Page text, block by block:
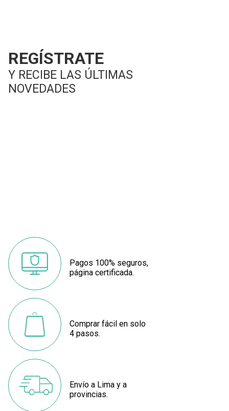
REGÍSTRATE
Y RECIBE LAS ÚLTIMAS
NOVEDADES
Pagos 100% seguros,
página certificada.
Comprar fácil en solo
4 pasos.
Envío a Lima y a
provincias.